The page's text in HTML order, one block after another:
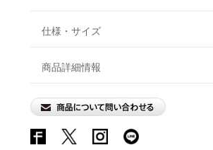
仕様・サイズ
商品詳細情報